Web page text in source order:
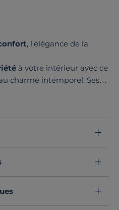
, l'élégance de la
à votre intérieur avec ce
charme intemporel. Ses
au quotidien, il habille
en créant une atmosphère
:Tapis d'intérieur